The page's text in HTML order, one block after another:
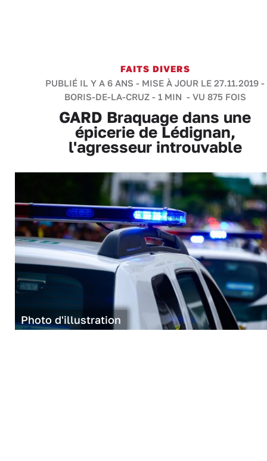
FAITS DIVERS
PUBLIÉ IL Y A 6 ANS - MISE À JOUR LE 27.11.2019 -
BORIS-DE-LA-CRUZ- 1 MIN - VU 875 FOIS
GARD Braquage dans une
épicerie de Lédignan,
l'agresseur introuvable
Photo d'illustration